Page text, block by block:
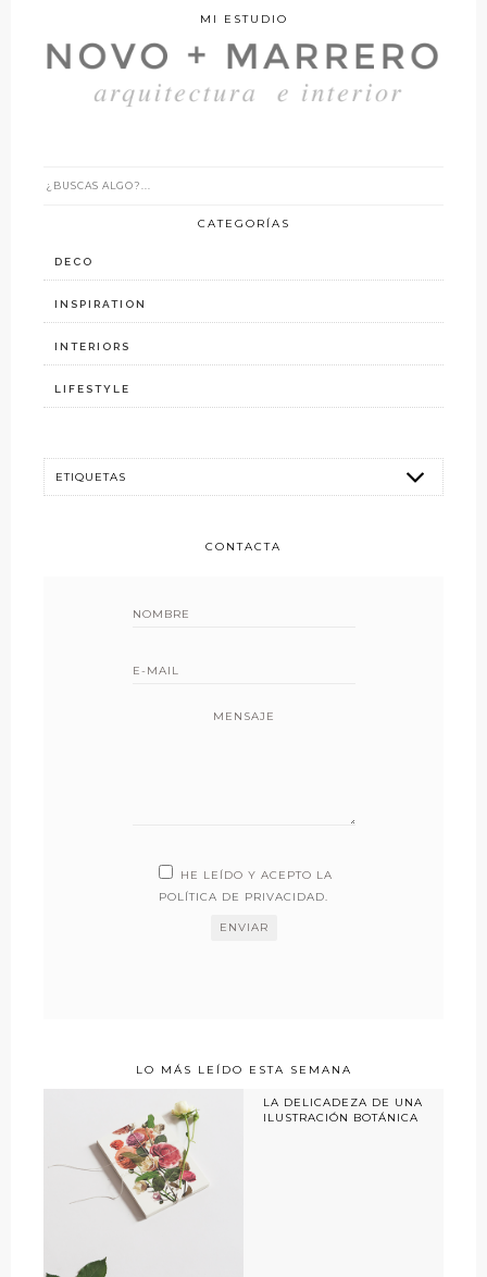
MI ESTUDIO
CATEGORÍAS
DECO
INSPIRATION
INTERIORS
LIFESTYLE
CONTACTA
MENSAJE
HE LEÍDO Y ACEPTO LA
POLÍTICA DE PRIVACIDAD
LO MÁS LEÍDO ESTA SEMANA
LA DELICADEZA DE UNA
ILUSTRACIÓN BOTÁNICA